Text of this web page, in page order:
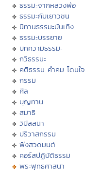
ธรรมะจากหลวงพ่อ
ธรรมะกับเยาวชน
นิทานธรรมะบันเทิง
ธรรมะบรรยาย
บทความธรรมะ
กวีธรรมะ
คติธรรม คำคม โดนใจ
กรรม
ศีล
บุญทาน
สมาธิ
วิปัสสนา
ปริวาสกรรม
ฟังสวดมนต์
คอร์สปฏิบัติธรรม
พระพุทธศาสนา